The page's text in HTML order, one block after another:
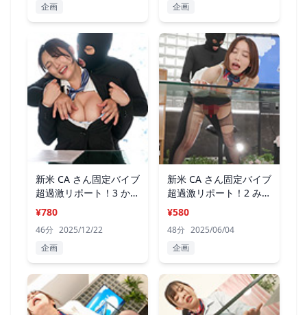
企画
企画
新米 CA さん固定バイブ
超過激リポート！3 かな
さん
¥780
46分 2025/12/22
企画
新米 CA さん固定バイブ
超過激リポート！2 みさ
きさん
¥580
48分 2025/06/04
企画